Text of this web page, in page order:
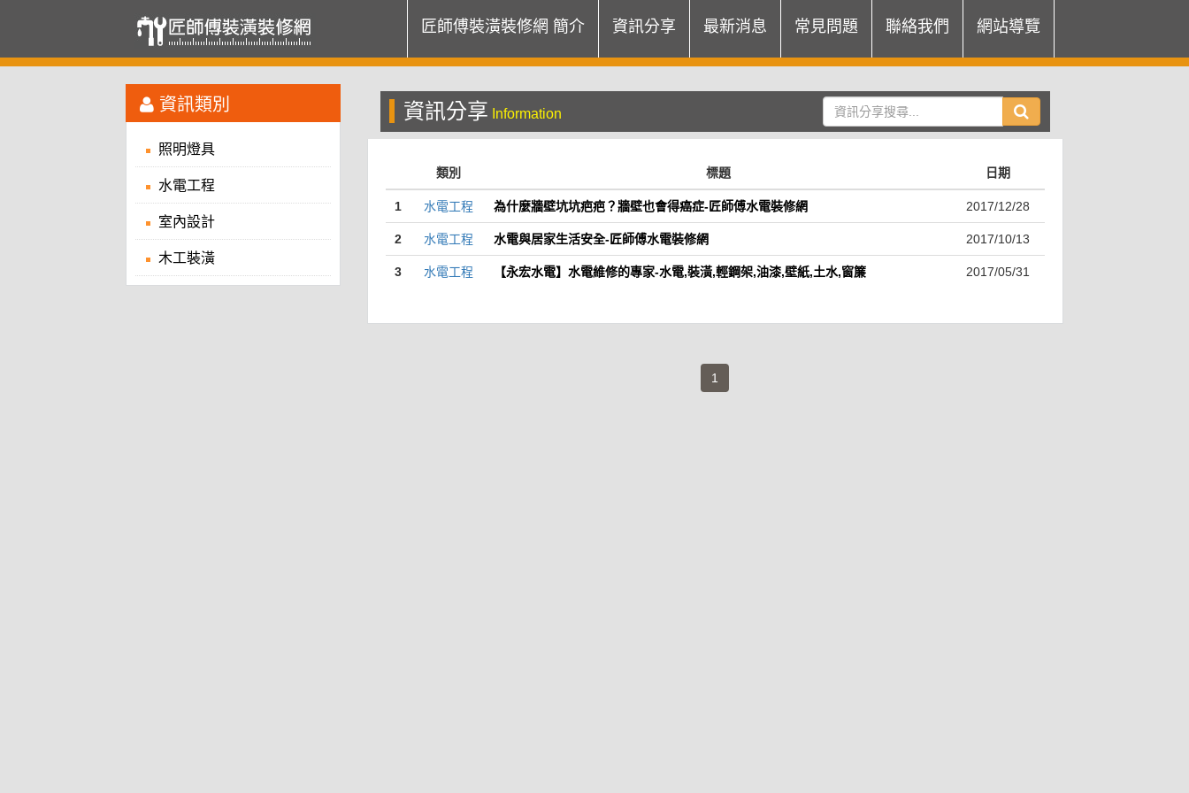
匠師傅裝潢裝修網 簡介 資訊分享 最新消息 常見問題 聯絡我們 網站導覽
資訊類別
照明燈具
水電工程
室內設計
木工裝潢
資訊分享 Information
類別 標題 日期
1 水電工程 為什麼牆壁坑坑疤疤？牆壁也會得癌症-匠師傅水電裝修網 2017/12/28
2 水電工程 水電與居家生活安全-匠師傅水電裝修網 2017/10/13
3 水電工程 【永宏水電】水電維修的專家-水電,裝潢,輕鋼架,油漆,壁紙,土水,窗簾 2017/05/31
1